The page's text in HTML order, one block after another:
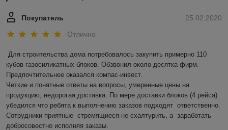
25.02.2020
Покупатель
Отлично
Для строительства дома потребовалось закупить примерно 110
кубов газосиликатных блоков. Обзвонил около десятка фирм.
Предпочтительнее оказался компас-инвест.
Четкие и понятные ответы на вопросы, умеренные цены на
продукцию, недорогая доставка. По мере доставки блоков (4 рейса)
убедился что ребята к выполнению заказов подходят  ответственно.
Сотрудники приятные  стремящиеся не схалтурить, а  заработать
добросовестно исполняя заказы.